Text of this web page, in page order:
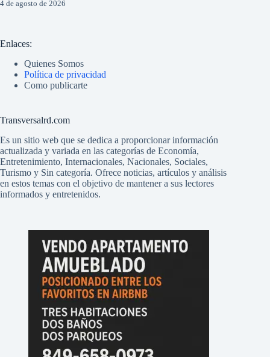
4 de agosto de 2026
Enlaces:
Quienes Somos
Política de privacidad
Como publicarte
Transversalrd.com
Es un sitio web que se dedica a proporcionar información
actualizada y variada en las categorías de Economía,
Entretenimiento, Internacionales, Nacionales, Sociales,
Turismo y Sin categoría. Ofrece noticias, artículos y análisis
en estos temas con el objetivo de mantener a sus lectores
informados y entretenidos.